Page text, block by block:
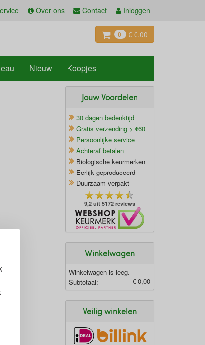
Over ons Contact Inloggen
0 € 0,00
Nieuw Koopjes
Jouw Voordelen
30 dagen bedenktijd
Gratis verzending > €60
Persoonlijke service
Achteraf betalen
Biologische keurmerken
Eerlijk geproduceerd
Duurzaam verpakt
9,2 uit 5172 reviews
Winkelwagen
Winkelwagen is leeg.
Subtotaal:
€ 0,00
Veilig winkelen